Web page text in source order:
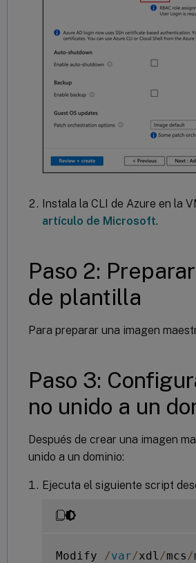
Instala la CLI de Azure en la
artículo de Microsoft.
Paso 2:
de plantilla
Para preparar una imagen
Paso 3:
no unido a un
Después de crear una imagen
unido a un dominio:
Ejecuta el siguiente script
Modify /var/xdl /mcs /